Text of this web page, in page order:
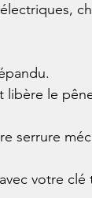
le
serrure
votre